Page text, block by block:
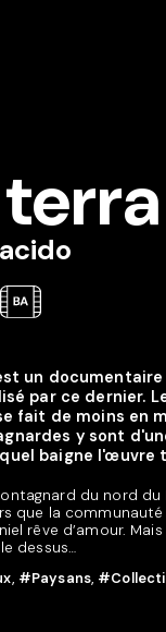
un
par ce dernier.
fait de moins en
y sont
baigne
du nord
que la
rêve d’amour.
dessus…
, #Paysans,